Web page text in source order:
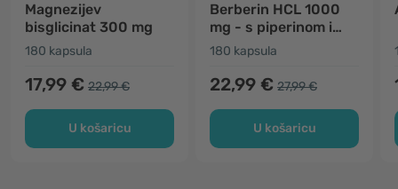
Magnezijev
bisglicinat 300 mg
180 kapsula
17,99 € 22,99 €
U košaricu
Berberin HCL 1000
mg - s piperinom i
kromom
180 kapsula
22,99 € 27,99 €
U košaricu